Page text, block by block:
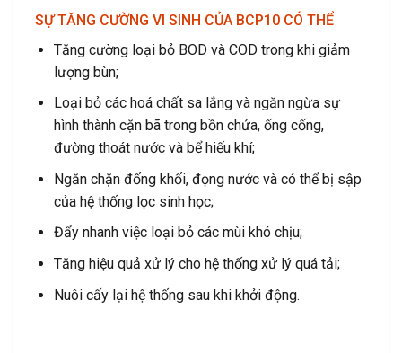
SỰ TĂNG CƯỜNG VI SINH CỦA BCP10 CÓ THỂ
Tăng cường loại bỏ BOD và COD trong khi giảm
lượng bùn;
Loại bỏ các hoá chất sa lắng và ngăn ngừa sự
hình thành cặn bã trong bồn chứa, ống cống,
đường thoát nước và bể hiếu khí;
Ngăn chặn đống khối, đọng nước và có thể bị sập
của hệ thống lọc sinh học;
Đẩy nhanh việc loại bỏ các mùi khó chịu;
Tăng hiệu quả xử lý cho hệ thống xử lý quá tải;
Nuôi cấy lại hệ thống sau khi khởi động.